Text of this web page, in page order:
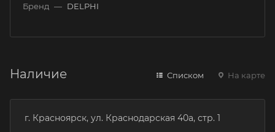
Бренд — DELPHI
Наличие Списком На карте
г. Красноярск, ул. Краснодарская 40а, стр. 1